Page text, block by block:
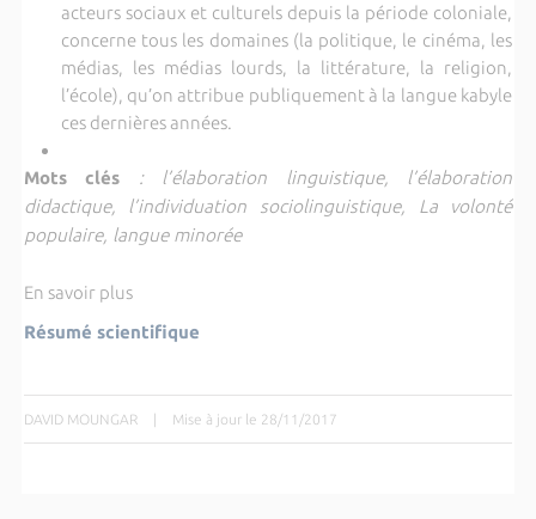
acteurs sociaux et culturels depuis la période coloniale,
concerne tous les domaines (la politique, le cinéma, les
médias, les médias lourds, la littérature, la religion,
l’école), qu’on attribue publiquement à la langue kabyle
ces dernières années.
Mots clés : l’élaboration linguistique, l’élaboration
didactique, l’individuation sociolinguistique, La volonté
populaire, langue minorée
En savoir plus
Résumé scientifique
DAVID MOUNGAR | Mise à jour le 28/11/2017